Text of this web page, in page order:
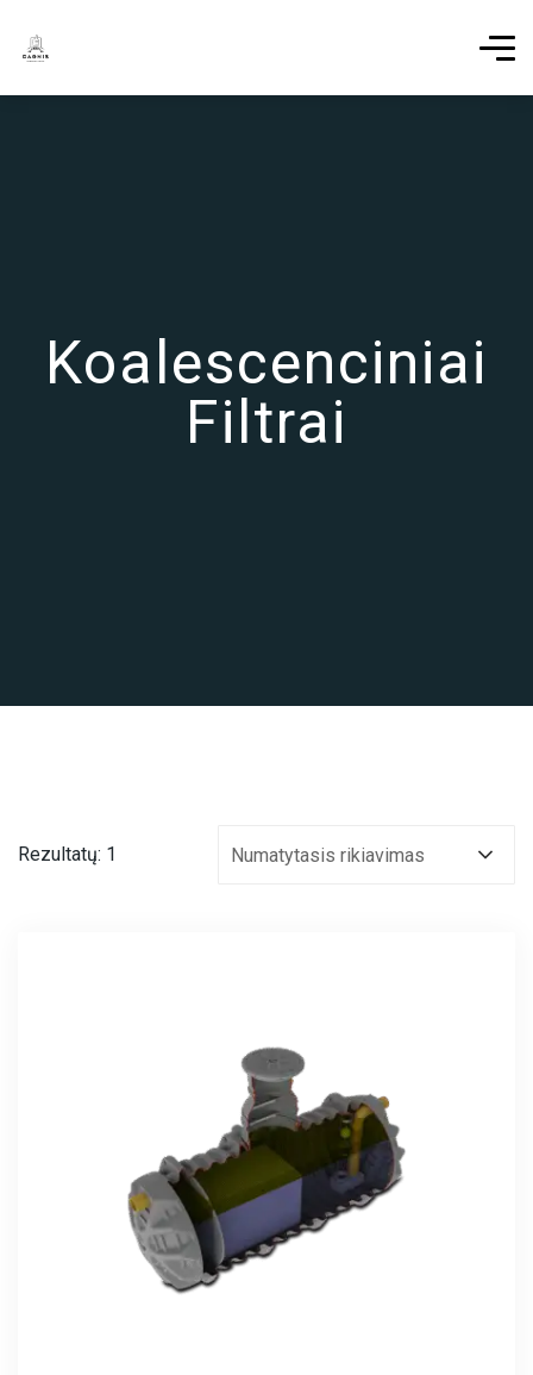
Koalescenciniai
Filtrai
Rezultatų: 1 Numatytasis rikiavimas